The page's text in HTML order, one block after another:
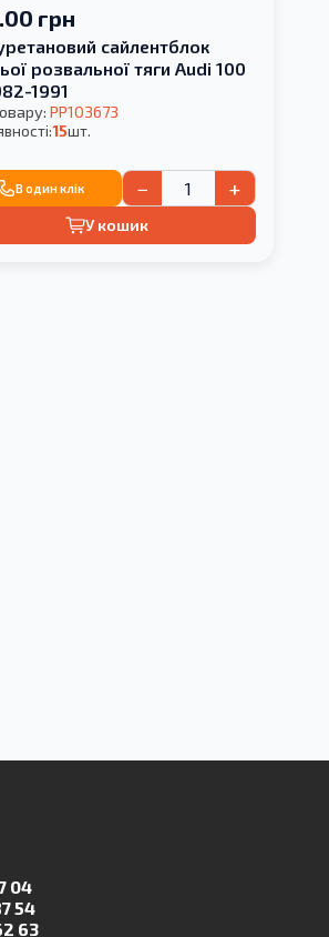
грн
сайлентблок
розвальної тяги Audi 100
1991
PP103673
15шт.
В один клік − +
У кошик
04
54
63